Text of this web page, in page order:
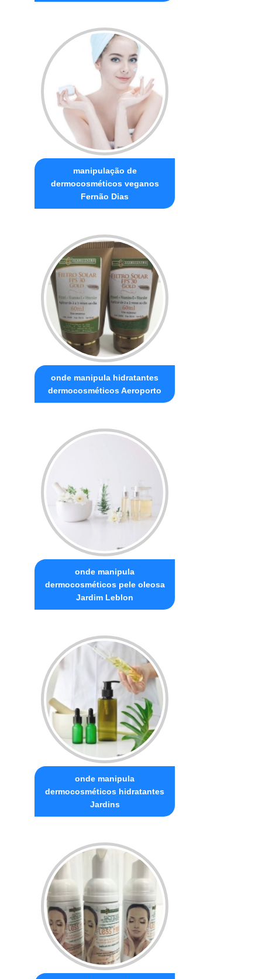
manipulação de
dermocosméticos veganos
Fernão Dias
onde manipula hidratantes
dermocosméticos Aeroporto
onde manipula
dermocosméticos pele oleosa
Jardim Leblon
onde manipula
dermocosméticos hidratantes
Jardins